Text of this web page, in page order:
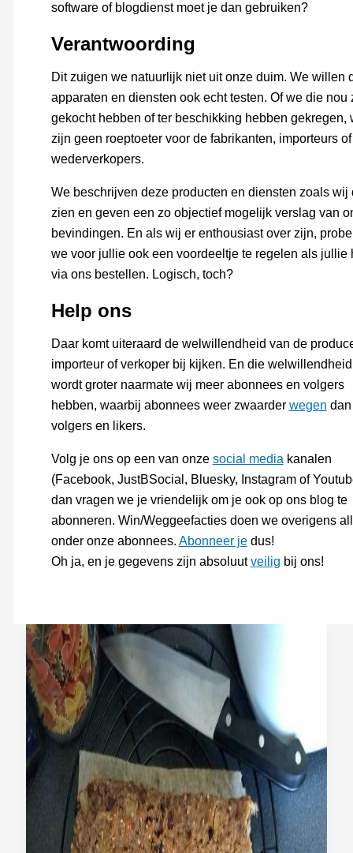
software of blogdienst moet je dan gebruiken?
Verantwoording
Dit zuigen we natuurlijk niet uit onze duim. We willen
apparaten en diensten ook echt testen. Of we die nou
gekocht hebben of ter beschikking hebben gekregen,
zijn geen roeptoeter voor de fabrikanten, importeurs of
wederverkopers.
We beschrijven deze producten en diensten zoals wij
zien en geven een zo objectief mogelijk verslag van
bevindingen. En als wij er enthousiast over zijn,
we voor jullie ook een voordeeltje te regelen als jullie
via ons bestellen. Logisch, toch?
Help ons
Daar komt uiteraard de welwillendheid van de
importeur of verkoper bij kijken. En die welwillendheid
wordt groter naarmate wij meer abonnees en volgers
hebben, waarbij abonnees weer zwaarder wegen dan
volgers en likers.
Volg je ons op een van onze social media kanalen
(Facebook, JustBSocial, Bluesky, Instagram of
dan vragen we je vriendelijk om je ook op ons blog te
abonneren. Win/Weggeefacties doen we overigens
onder onze abonnees. Abonneer jedus!
Oh ja, en je gegevens zijn absoluutveilig bij ons!